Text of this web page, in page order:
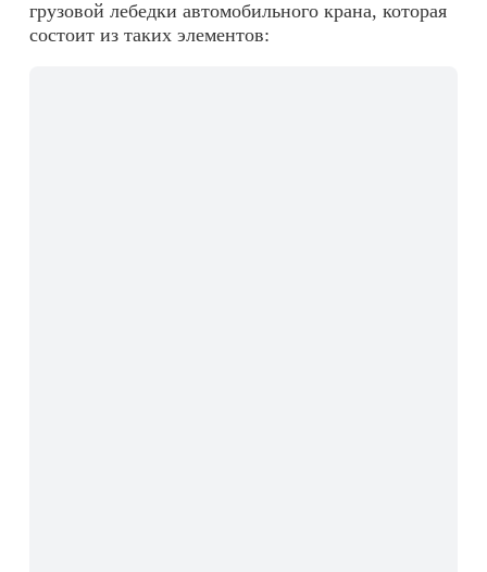
грузовой лебедки автомобильного крана, которая
состоит из таких элементов: